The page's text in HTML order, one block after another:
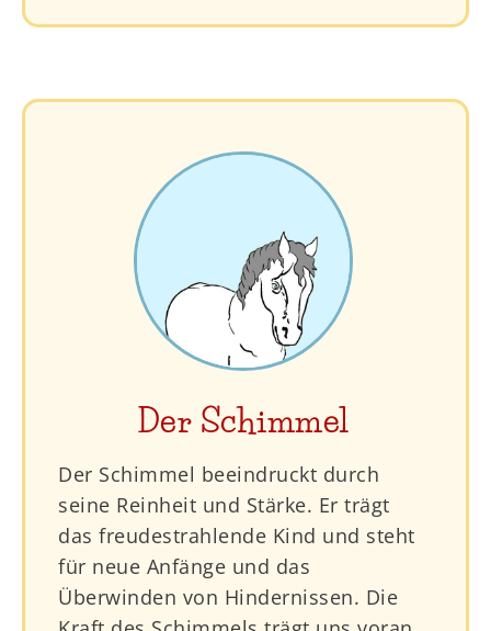
Der Schimmel
Der Schimmel beeindruckt durch
seine Reinheit und Stärke. Er trägt
das freudestrahlende Kind und steht
für neue Anfänge und das
Überwinden von Hindernissen. Die